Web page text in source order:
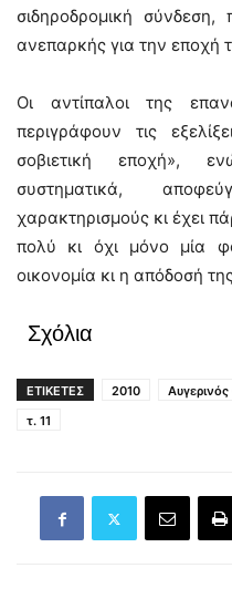
σιδηροδρομική σύνδεση,
ανεπαρκής για την εποχή
Οι αντίπαλοι της
περιγράφουν τις
σοβιετική εποχή»,
συστηματικά,
χαρακτηρισμούς κι έχει
πολύ κι όχι μόνο μία
οικονομία κι η απόδοσή
Σχόλια
ΕΤΙΚΕΤΕΣ 2010
τ. 11